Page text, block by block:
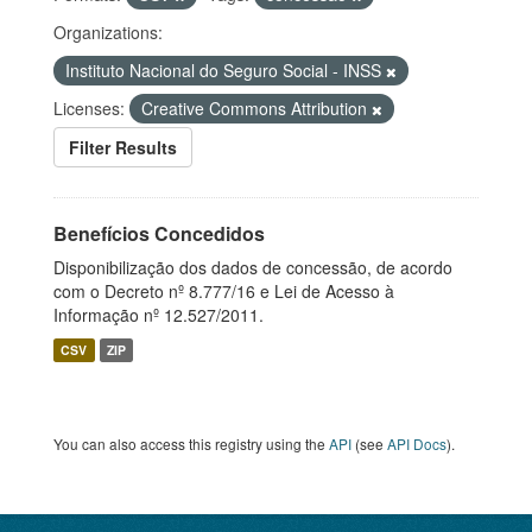
Organizations:
Instituto Nacional do Seguro Social - INSS
Licenses:
Creative Commons Attribution
Filter Results
Benefícios Concedidos
Disponibilização dos dados de concessão, de acordo
com o Decreto nº 8.777/16 e Lei de Acesso à
Informação nº 12.527/2011.
CSV ZIP
You can also access this registry using the API (see API Docs).